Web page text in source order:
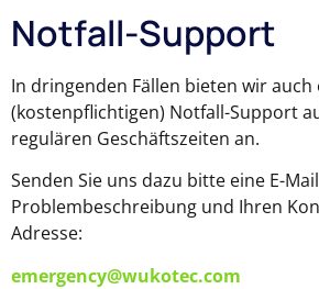
Notfall-Support
In dringenden Fällen bieten wir auch
(kostenpflichtigen) Notfall-Support
regulären Geschäftszeiten an.
Senden Sie uns dazu bitte eine E-
Problembeschreibung und Ihren
Adresse:
emergency@wukotec.com